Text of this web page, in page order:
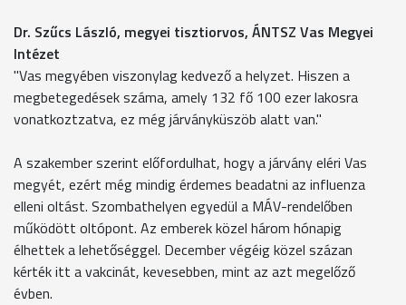
Dr. Szűcs László, megyei tisztiorvos, ÁNTSZ Vas Megyei
Intézet
"Vas megyében viszonylag kedvező a helyzet. Hiszen a
megbetegedések száma, amely 132 fő 100 ezer lakosra
vonatkoztzatva, ez még járványküszöb alatt van."
A szakember szerint előfordulhat, hogy a járvány eléri Vas
megyét, ezért még mindig érdemes beadatni az influenza
elleni oltást. Szombathelyen egyedül a MÁV-rendelőben
működött oltópont. Az emberek közel három hónapig
élhettek a lehetőséggel. December végéig közel százan
kérték itt a vakcinát, kevesebben, mint az azt megelőző
évben.